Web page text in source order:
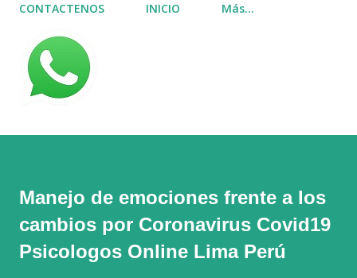
CONTACTENOS
INICIO Más…
Manejo de emociones frente a los
cambios por Coronavirus Covid19
Psicologos Online Lima Perú